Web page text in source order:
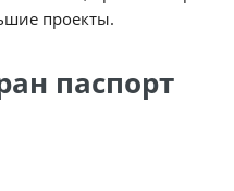
проекты.
паспорт